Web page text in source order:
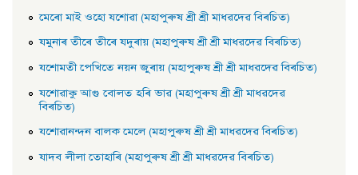
মেৰাে মাই ওহাে যশােৱা (মহাপুৰুষ শ্ৰী শ্ৰী মাধৱদেৱ বিৰচিত)
যমুনাৰ তীৰে তীৰে যদুৰায় (মহাপুৰুষ শ্ৰী শ্ৰী মাধৱদেৱ বিৰচিত)
যশােমতী পেখিতে নয়ন জুৰায় (মহাপুৰুষ শ্ৰী শ্ৰী মাধৱদেৱ বিৰচিত)
যশােৱাকু আগু বােলত হৰি ভাৱ (মহাপুৰুষ শ্ৰী শ্ৰী মাধৱদেৱ
বিৰচিত)
যশােৱানন্দন বালক মেলে (মহাপুৰুষ শ্ৰী শ্ৰী মাধৱদেৱ বিৰচিত)
যাদব লীলা তােহাৰি (মহাপুৰুষ শ্ৰী শ্ৰী মাধৱদেৱ বিৰচিত)